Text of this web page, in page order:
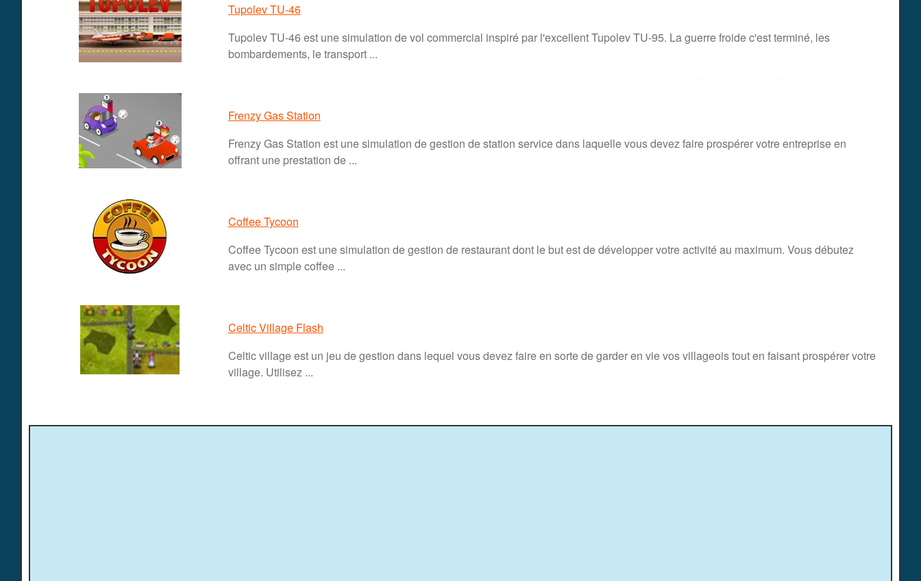
Tupolev TU-46
Tupolev TU-46 est une simulation de vol commercial inspiré par l'excellent Tupolev TU-95. La guerre froide c'est terminé, les
bombardements, le transport ...
Frenzy Gas Station
Frenzy Gas Station est une simulation de gestion de station service dans laquelle vous devez faire prospérer votre entreprise en
offrant une prestation de ...
Coffee Tycoon
Coffee Tycoon est une simulation de gestion de restaurant dont le but est de développer votre activité au maximum. Vous débutez
avec un simple coffee ...
Celtic Village Flash
Celtic village est un jeu de gestion dans lequel vous devez faire en sorte de garder en vie vos villageois tout en faisant prospérer votre
village. Utilisez ...